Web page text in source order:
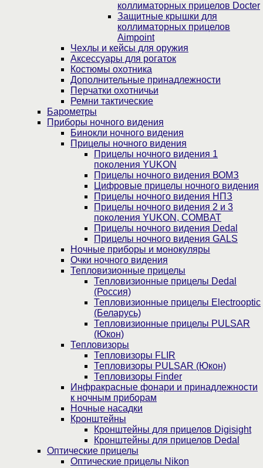
коллиматорных прицелов Docter
Защитные крышки для
коллиматорных прицелов
Aimpoint
Чехлы и кейсы для оружия
Аксессуары для рогаток
Костюмы охотника
Дополнительные принадлежности
Перчатки охотничьи
Ремни тактические
Барометры
Приборы ночного видения
Бинокли ночного видения
Прицелы ночного видения
Прицелы ночного видения 1
поколения YUKON
Прицелы ночного видения ВОМЗ
Цифровые прицелы ночного видения
Прицелы ночного видения НПЗ
Прицелы ночного видения 2 и 3
поколения YUKON, COMBAT
Прицелы ночного видения Dedal
Прицелы ночного видения GALS
Ночные приборы и монокуляры
Очки ночного видения
Тепловизионные прицелы
Тепловизионные прицелы Dedal
(Россия)
Тепловизионные прицелы Electrooptic
(Беларусь)
Тепловизионные прицелы PULSAR
(Юкон)
Тепловизоры
Тепловизоры FLIR
Тепловизоры PULSAR (Юкон)
Тепловизоры Finder
Инфракрасные фонари и принадлежности
к ночным приборам
Ночные насадки
Кронштейны
Кронштейны для прицелов Digisight
Кронштейны для прицелов Dedal
Оптические прицелы
Оптические прицелы Nikon